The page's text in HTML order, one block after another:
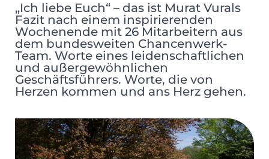
„Ich liebe Euch“ – das ist Murat Vurals
Fazit nach einem inspirierenden
Wochenende mit 26 Mitarbeitern aus
dem bundesweiten Chancenwerk-
Team. Worte eines leidenschaftlichen
und außergewöhnlichen
Geschäftsführers. Worte, die von
Herzen kommen und ans Herz gehen.